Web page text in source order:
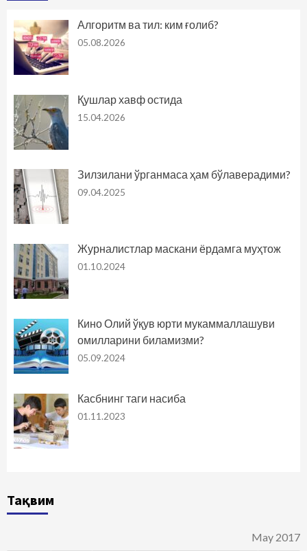
Алгоритм ва тил: ким ғолиб?
05.08.2026
Қушлар хавф остида
15.04.2026
Зилзилани ўрганмаса ҳам бўлаверадими?
09.04.2025
Журналистлар маскани ёрдамга муҳтож
01.10.2024
Кино Олий ўқув юрти мукаммаллашуви
омилларини биламизми?
05.09.2024
Касбнинг таги насиба
01.11.2023
Тақвим
May 2017